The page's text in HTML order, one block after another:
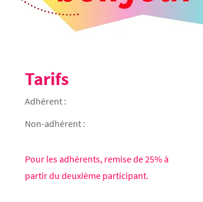
Tarifs
Adhérent :
Non-adhérent :
Pour les adhérents, remise de 25% à
partir du deuxième participant.